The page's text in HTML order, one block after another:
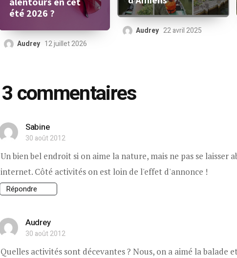
été 2026 ?
Audrey 12 juillet 2026
Audrey 22 avril 2025
3 commentaires
Sabine
30 août 2012
Un bien bel endroit si on aime la nature, mais ne pas se laisser
internet. Côté activités on est loin de l'effet d'annonce !
Répondre
Audrey
30 août 2012
Quelles activités sont décevantes ? Nous, on a aimé la balade